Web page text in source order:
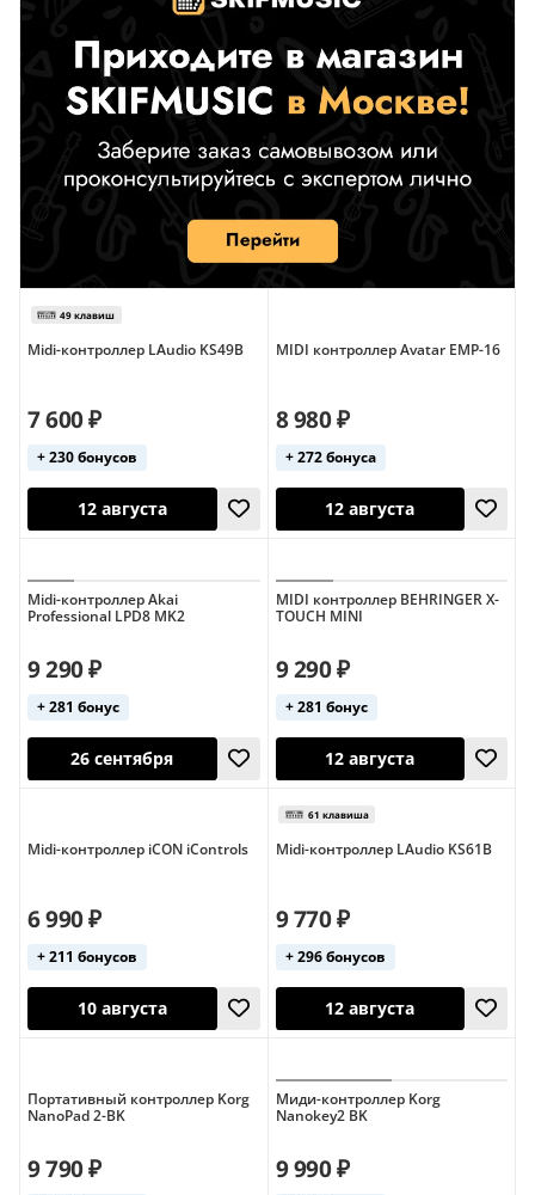
Midi-контроллер LAudio KS49B
49 клавиш
7 600 ₽
+ 230 бонусов
12 августа
MIDI контроллер Avatar EMP-16
8 980 ₽
+ 272 бонуса
12 августа
Midi-контроллер Akai
Professional LPD8 MK2
9 290 ₽
+ 281 бонус
26 сентября
MIDI контроллер BEHRINGER X-
TOUCH MINI
9 290 ₽
+ 281 бонус
12 августа
Midi-контроллер iCON iControls
6 990 ₽
+ 211 бонусов
Midi-контроллер LAudio KS61B
9 770 ₽
+ 296 бонусов
Портативный контроллер Korg
NanoPad 2-BK
9 790 ₽
Миди-контроллер Korg
Nanokey2 BK
9 990 ₽